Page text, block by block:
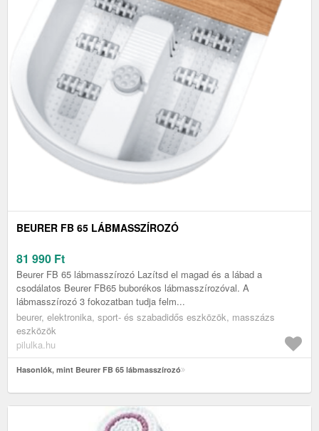
BEURER FB 65 LÁBMASSZÍROZÓ
81 990 Ft
Beurer FB 65 lábmasszírozó Lazítsd el magad és a lábad a
csodálatos Beurer FB65 buborékos lábmasszírozóval. A
lábmasszírozó 3 fokozatban tudja felm...
beurer, elektronika, sport- és szabadidős eszközök, masszázs
eszközök
pilulka.hu
Hasonlók, mint Beurer FB 65 lábmasszírozó